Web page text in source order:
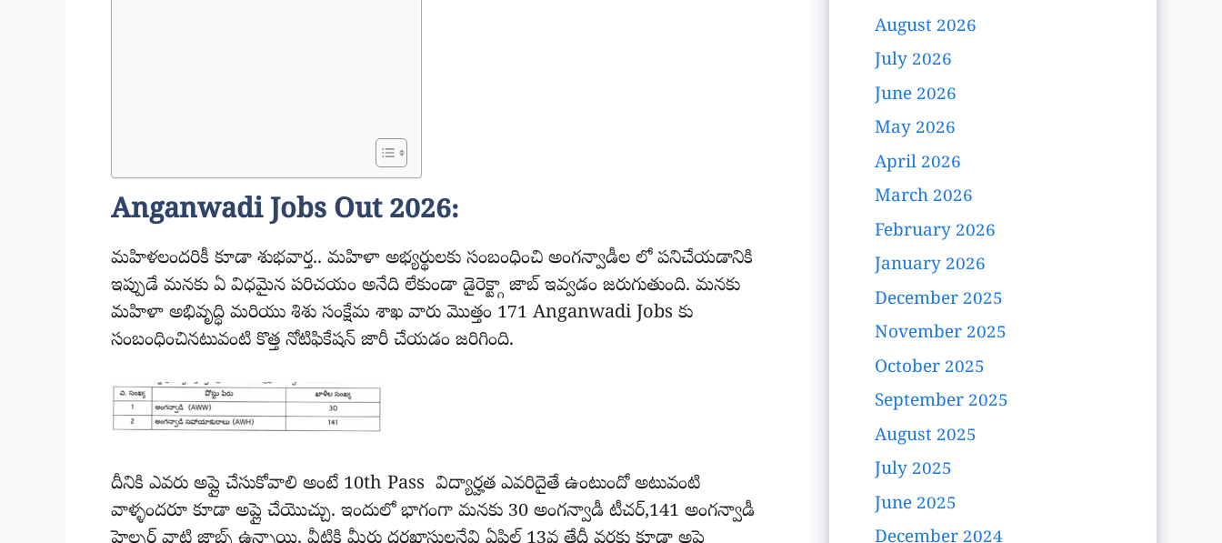
Anganwadi Jobs Out 2026:
మహిళలందరికీ కూడా శుభవార్త.. మహిళా అభ్యర్థులకు సంబంధించి అంగన్వాడీల లో పనిచేయడానికి
ఇప్పుడే మనకు ఏ విధమైన పరిచయం అనేది లేకుండా డైరెక్ట్గా జాబ్ ఇవ్వడం జరుగుతుంది. మనకు
మహిళా అభివృద్ధి మరియు శిశు సంక్షేమ శాఖ వారు మొత్తం 171 Anganwadi Jobs కు
సంబంధించినటువంటి కొత్త నోటిఫికేషన్ జారీ చేయడం జరిగింది.
దీనికి ఎవరు అప్లై చేసుకోవాలి అంటే 10th Pass విద్యార్హత ఎవరిదైతే ఉంటుందో అటువంటి
వాళ్ళందరూ కూడా అప్లై చేయొచ్చు. ఇందులో భాగంగా మనకు 30 అంగన్వాడీ టీచర్,141 అంగన్వాడీ
August 2026
July 2026
June 2026
May 2026
April 2026
March 2026
February 2026
January 2026
December 2025
November 2025
October 2025
September 2025
August 2025
July 2025
June 2025